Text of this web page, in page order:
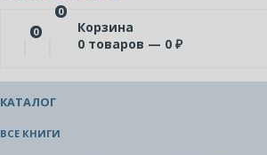
0
0
Корзина
0 товаров — 0 ₽
КАТАЛОГ
ВСЕ КНИГИ